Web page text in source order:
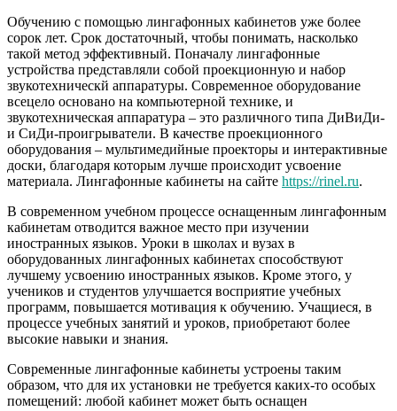
Обучению с помощью лингафонных кабинетов уже более
сорок лет. Срок достаточный, чтобы понимать, насколько
такой метод эффективный. Поначалу лингафонные
устройства представляли собой проекционную и набор
звукотехническй аппаратуры. Современное оборудование
всецело основано на компьютерной технике, и
звукотехническая аппаратура – это различного типа ДиВиДи-
и СиДи-проигрыватели. В качестве проекционного
оборудования – мультимедийные проекторы и интерактивные
доски, благодаря которым лучше происходит усвоение
материала. Лингафонные кабинеты на сайте https://rinel.ru.
В современном учебном процессе оснащенным лингафонным
кабинетам отводится важное место при изучении
иностранных языков. Уроки в школах и вузах в
оборудованных лингафонных кабинетах способствуют
лучшему усвоению иностранных языков. Кроме этого, у
учеников и студентов улучшается восприятие учебных
программ, повышается мотивация к обучению. Учащиеся, в
процессе учебных занятий и уроков, приобретают более
высокие навыки и знания.
Современные лингафонные кабинеты устроены таким
образом, что для их установки не требуется каких-то особых
помещений: любой кабинет может быть оснащен